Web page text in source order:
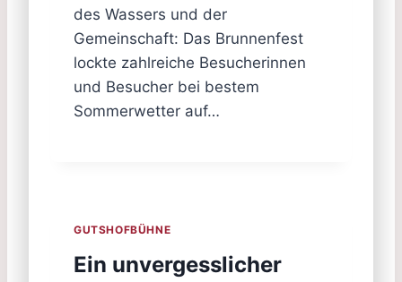
des Wassers und der
Gemeinschaft: Das Brunnenfest
lockte zahlreiche Besucherinnen
und Besucher bei bestem
Sommerwetter auf…
GUTSHOFBÜHNE
Ein unvergesslicher